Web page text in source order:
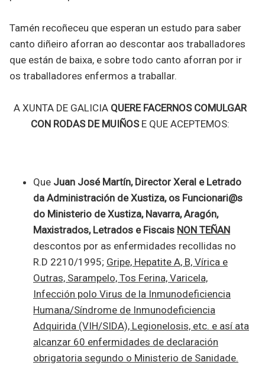
Tamén recoñeceu que esperan un estudo para saber
canto diñeiro aforran ao descontar aos traballadores
que están de baixa, e sobre todo canto aforran por ir
os traballadores enfermos a traballar.
A XUNTA DE GALICIA QUERE FACERNOS COMULGAR
CON RODAS DE MUIÑOS E QUE ACEPTEMOS:
Que Juan José Martín, Director Xeral e Letrado
da Administración de Xustiza, os Funcionari@s
do Ministerio de Xustiza, Navarra, Aragón,
Maxistrados, Letrados e Fiscais NON TEÑAN
descontos por as enfermidades recollidas no
R.D 2210/1995; Gripe, Hepatite A, B, Vírica e
Outras, Sarampelo, Tos Ferina, Varicela,
Infección polo Virus de la Inmunodeficiencia
Humana/Síndrome de Inmunodeficiencia
Adquirida (VIH/SIDA), Legionelosis, etc. e así ata
alcanzar 60 enfermidades de declaración
obrigatoria segundo o Ministerio de Sanidade.